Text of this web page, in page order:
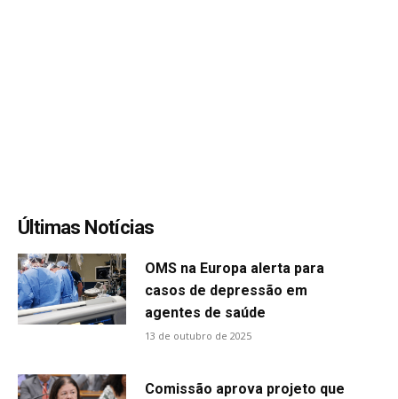
Últimas Notícias
OMS na Europa alerta para
casos de depressão em
agentes de saúde
13 de outubro de 2025
Comissão aprova projeto que